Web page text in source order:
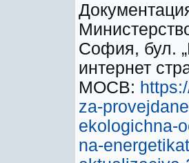
София, бул.
интернет
МОСВ:
za-
ekologichna-
na-